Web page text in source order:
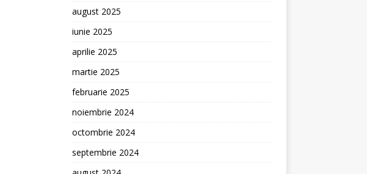
august 2025
iunie 2025
aprilie 2025
martie 2025
februarie 2025
noiembrie 2024
octombrie 2024
septembrie 2024